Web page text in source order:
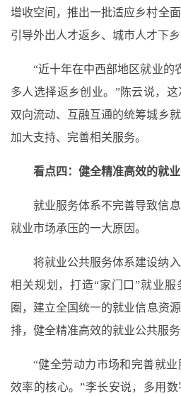
增收空间，推出一批适应乡村全
引导外出人才返乡、城市人才下乡
“近十年在中西部地区就业的
多人选择返乡创业。”陈云说，
双向流动、互融互通的统筹城乡
加大支持、完善相关服务。
看点四：健全精准高效的就
就业服务体系不完善导致信
就业市场承压的一大原因。
将就业公共服务体系建设纳
相关规划，打造“家门口”就业服
圈，建立全国统一的就业信息资
排，健全精准高效的就业公共服务
“健全劳动力市场和完善就
效率的核心。”李长安说，多用数